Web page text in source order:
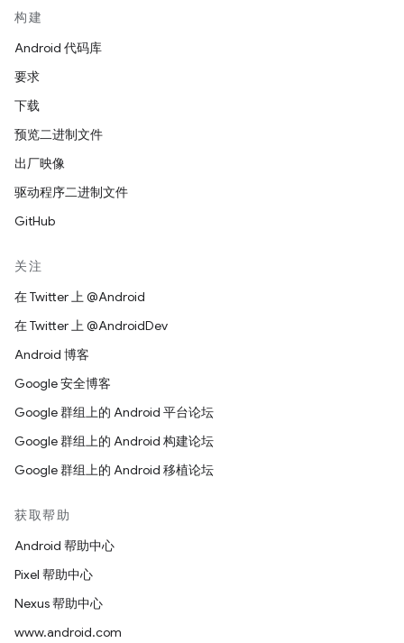
构建
Android 代码库
要求
下载
预览二进制文件
出厂映像
驱动程序二进制文件
GitHub
关注
在 Twitter 上 @Android
在 Twitter 上 @AndroidDev
Android 博客
Google 安全博客
Google 群组上的 Android 平台论坛
Google 群组上的 Android 构建论坛
Google 群组上的 Android 移植论坛
获取帮助
Android 帮助中心
Pixel 帮助中心
Nexus 帮助中心
www.android.com